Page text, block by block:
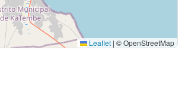
Leaflet | © OpenStreetMap